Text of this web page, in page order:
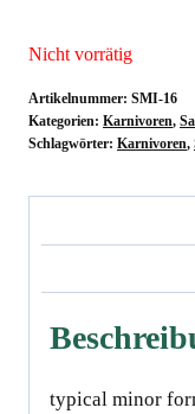
Nicht vorrätig
Artikelnummer: SMI-16
Kategorien: Karnivoren,
Schlagwörter: Karnivoren,
typical minor